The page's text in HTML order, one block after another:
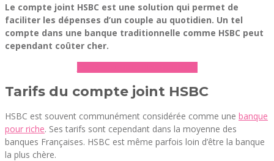
Le compte joint HSBC est une solution qui permet de
faciliter les dépenses d’un couple au quotidien. Un tel
compte dans une banque traditionnelle comme HSBC peut
cependant coûter cher.
Tarifs du compte joint HSBC
HSBC est souvent communément considérée comme une banque
pour riche. Ses tarifs sont cependant dans la moyenne des
banques Françaises. HSBC est même parfois loin d’être la banque
la plus chère.